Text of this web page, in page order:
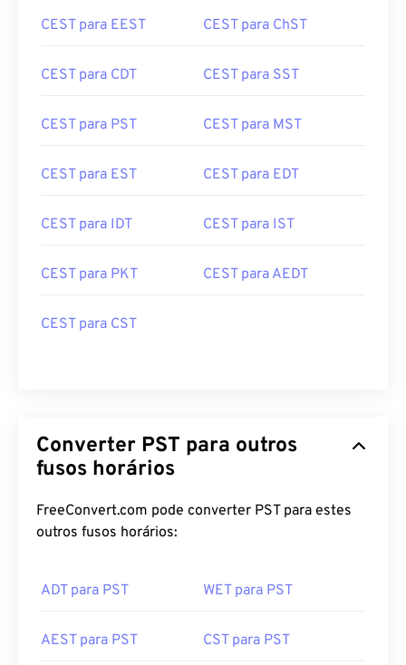
CEST para EEST CEST para ChST
CEST para CDT CEST para SST
CEST para PST CEST para MST
CEST para EST CEST para EDT
CEST para IDT CEST para IST
CEST para PKT CEST para AEDT
CEST para CST
Converter PST para outros
fusos horários
FreeConvert.com pode converter PST para estes
outros fusos horários:
ADT para PST WET para PST
AEST para PST CST para PST